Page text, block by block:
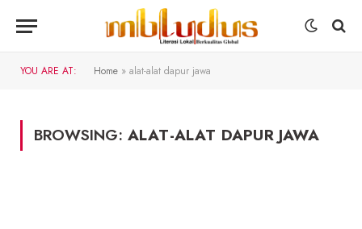
YOU ARE AT: Home » alat-alat dapur jawa
BROWSING: ALAT-ALAT DAPUR JAWA